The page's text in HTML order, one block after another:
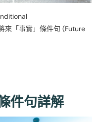
來「事實」條件句 (Future
件句詳解